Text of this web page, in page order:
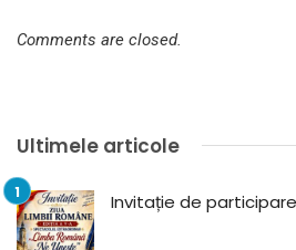
Comments are closed.
Ultimele articole
Invitație de participare